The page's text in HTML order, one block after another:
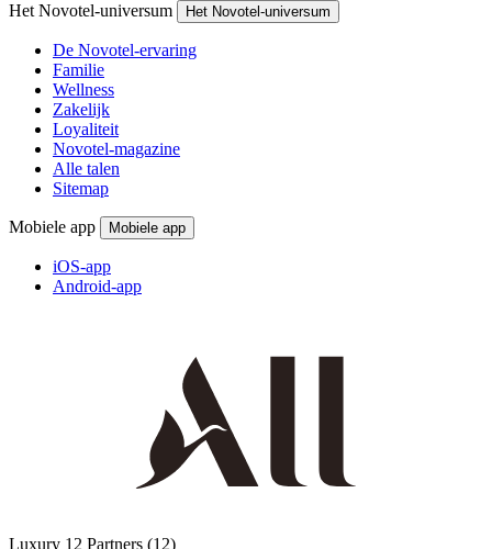
Het Novotel-universum Het Novotel-universum
De Novotel-ervaring
Familie
Wellness
Zakelijk
Loyaliteit
Novotel-magazine
Alle talen
Sitemap
Mobiele app Mobiele app
iOS-app
Android-app
Luxury 12 Partners (12)